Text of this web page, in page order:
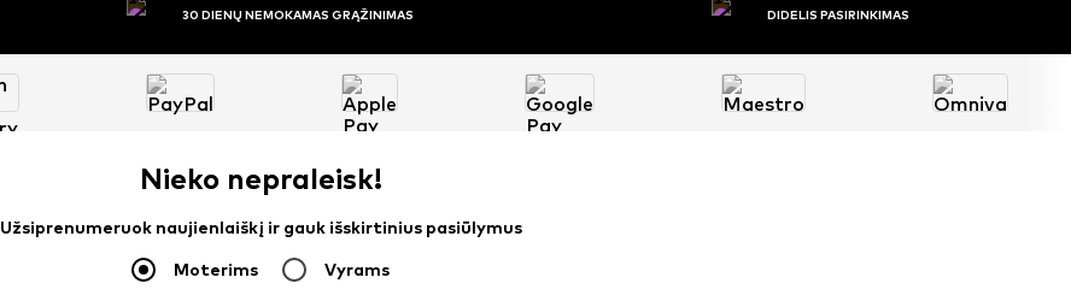
30 DIENŲ NEMOKAMAS GRĄŽINIMAS DIDELIS PASIRINKIMAS
Nieko nepraleisk!
Užsiprenumeruok naujienlaiškį ir gauk išskirtinius pasiūlymus
Moterims Vyrams